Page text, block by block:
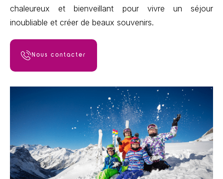
chaleureux et bienveillant pour vivre un séjour
inoubliable et créer de beaux souvenirs.
Nous contacter